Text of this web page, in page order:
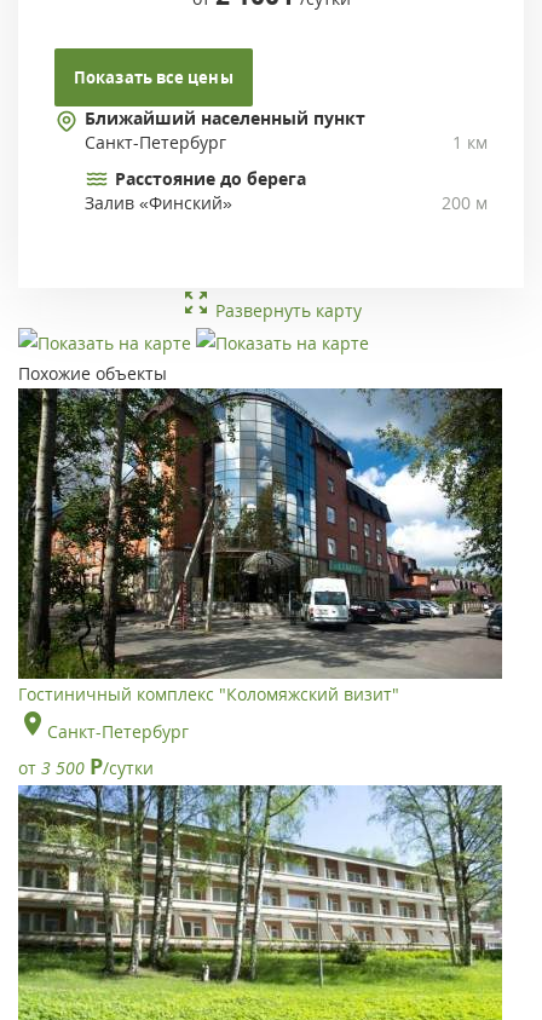
Показать все цены
Ближайший населенный пункт
Санкт-Петербург
1 км
Расстояние до берега
Залив «Финский»
200 м
Развернуть карту
Похожие объекты
Гостиничный комплекс "Коломяжский визит"
Санкт-Петербург
от 3 500 Р/сутки